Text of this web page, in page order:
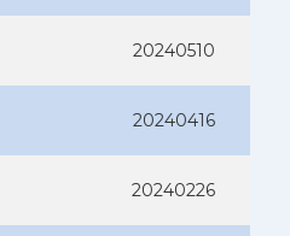
20240510
20240416
20240226